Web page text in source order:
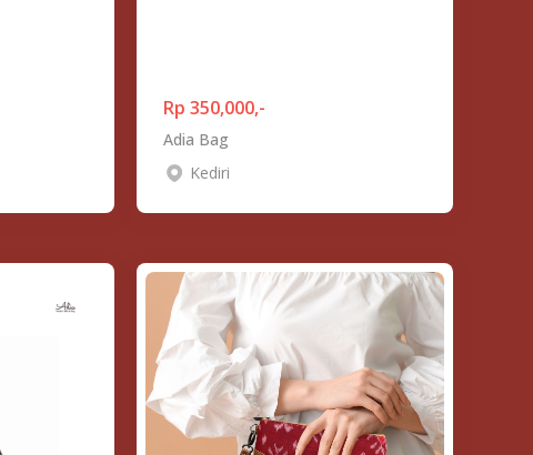
Rp 350,000,-
Adia Bag
Kediri